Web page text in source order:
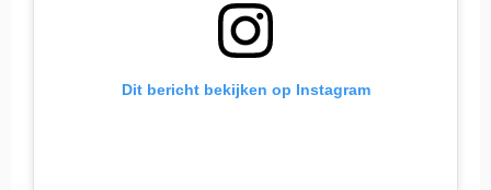
Dit bericht bekijken op Instagram